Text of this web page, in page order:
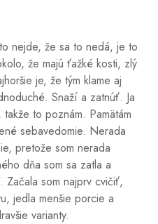
nejde, že sa to nedá, je to
že majú ťažké kosti, zlý
je, že tým klame aj
Snaží a zatnúť. Ja
to poznám. Pamätám
sebavedomie. Nerada
pretože som nerada
dňa som sa zatla a
Začala som najprv cvičiť,
jedla menšie porcie a
varianty.